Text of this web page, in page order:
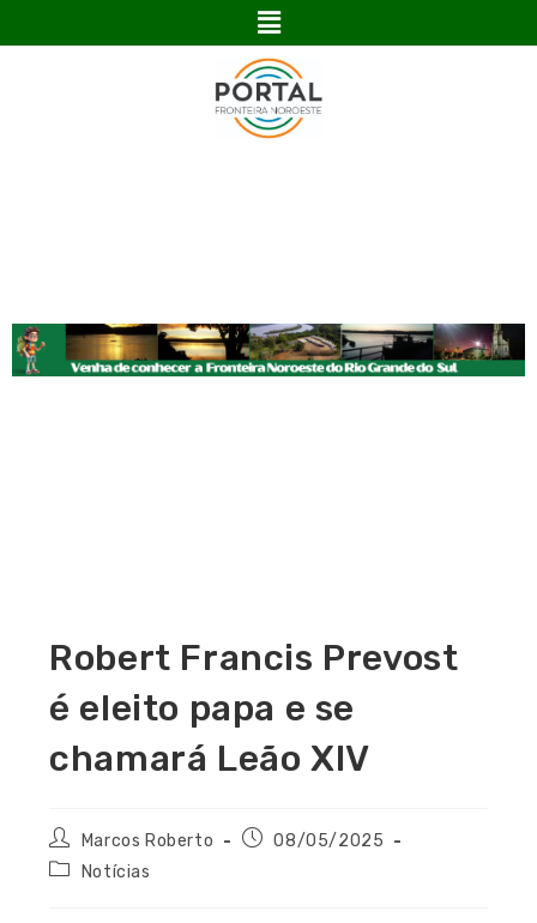
Robert Francis Prevost
é eleito papa e se
chamará Leão XIV
Marcos Roberto
08/05/2025
Notícias